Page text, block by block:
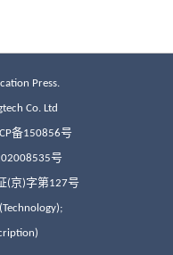
Press.
Co. Ltd
备150856号
号
(京)字第127号